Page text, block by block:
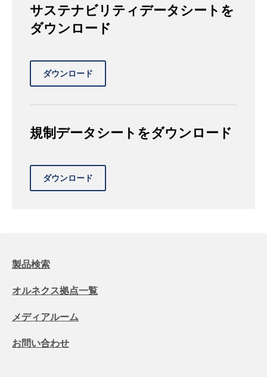
サステナビリティデータシートを
ダウンロード
規制データシートをダウンロード
製品検索
オルネクス拠点一覧
メディアルーム
お問い合わせ